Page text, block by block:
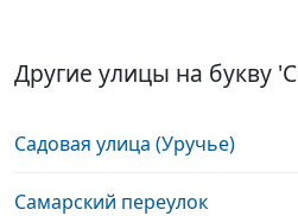
Другие улицы на букву
Садовая улица (Уручье)
Самарский переулок